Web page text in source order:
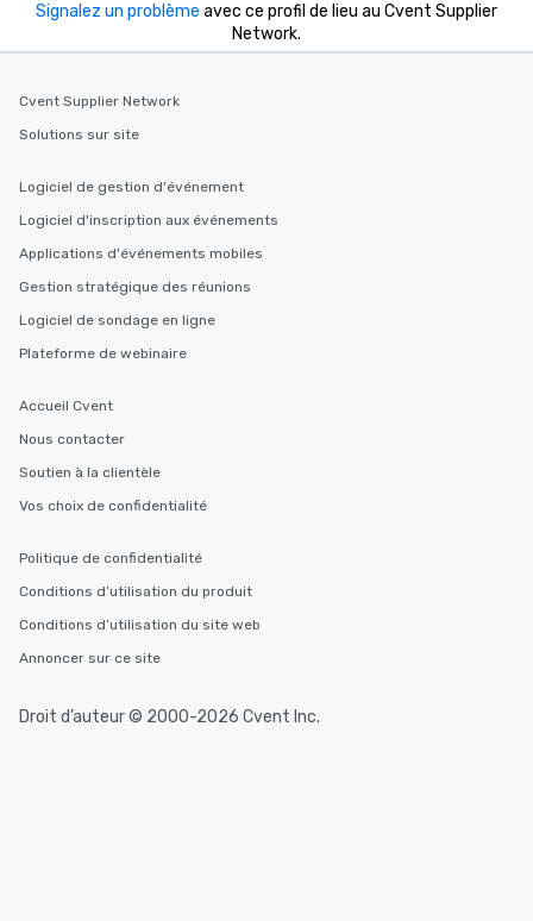
Signalez un problème avec ce profil de lieu au Cvent Supplier
Network.
Cvent Supplier Network
Solutions sur site
Logiciel de gestion d'événement
Logiciel d'inscription aux événements
Applications d'événements mobiles
Gestion stratégique des réunions
Logiciel de sondage en ligne
Plateforme de webinaire
Accueil Cvent
Nous contacter
Soutien à la clientèle
Vos choix de confidentialité
Politique de confidentialité
Conditions d’utilisation du produit
Conditions d’utilisation du site web
Annoncer sur ce site
Droit d’auteur © 2000-2026 Cvent Inc.